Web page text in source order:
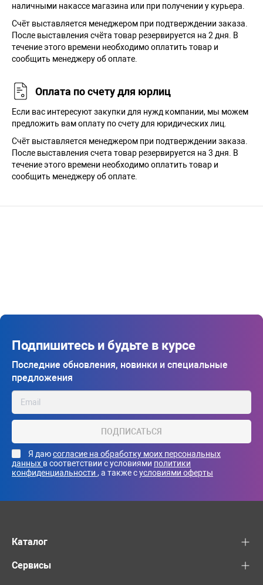
наличными накассе магазина или при получении у курьера.
Cчёт выставляется менеджером при подтверждении заказа.
После выставления счёта товар резервируется на 2 дня. В
течение этого времени необходимо оплатить товар и
сообщить менеджеру об оплате.
Оплата по счету для юрлиц
Если вас интересуют закупки для нужд компании, мы можем
предложить вам оплату по счету для юридических лиц.
Счёт выставляется менеджером при подтверждении заказа.
После выставления счета товар резервируется на 3 дня. В
течение этого времени необходимо оплатить товар и
сообщить менеджеру об оплате.
Подпишитесь и будьте в курсе
Последние обновления, новинки и специальные
предложения
ПОДПИСАТЬСЯ
Я даюсогласие на обработку моих персональных
данных в соответствии с условиями политики
конфиденциальности , а также сусловиями оферты
Каталог
Сервисы